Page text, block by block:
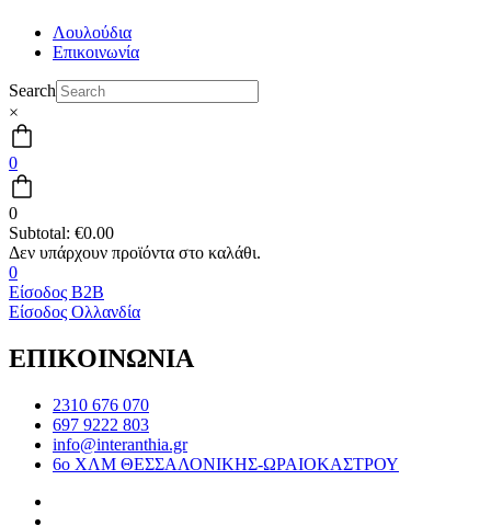
Λουλούδια
Επικοινωνία
Search
×
0
0
Subtotal: €0.00
0
Είσοδος B2B
Είσοδος Ολλανδία
ΕΠΙΚΟΙΝΩΝΙΑ
2310 676 070
697 9222 803
info@interanthia.gr
6ο ΧΛΜ ΘΕΣΣΑΛΟΝΙΚΗΣ-ΩΡΑΙΟΚΑΣΤΡΟΥ